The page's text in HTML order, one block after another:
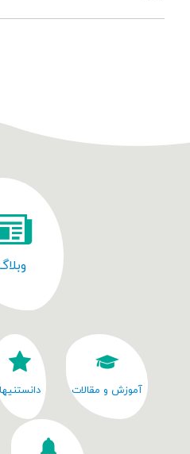
آموزش و مقالات دانستنیها